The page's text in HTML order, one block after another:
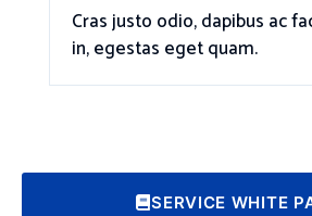
Cras justo odio, dapibus ac
in, egestas eget quam.
SERVICE WHITE